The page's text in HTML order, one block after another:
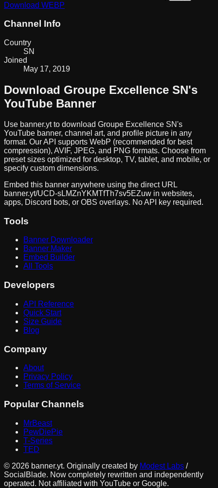
Download WEBP
Channel Info
Country
SN
Joined
May 17, 2019
Download Groupe Excellence SN's
YouTube Banner
Use banner.yt to download Groupe Excellence SN's
YouTube banner, channel art, and profile picture in any
format. Our API supports WebP (recommended for best
compression), AVIF, JPEG, and PNG formats. Choose from
preset sizes optimized for desktop, TV, tablet, and mobile, or
specify custom dimensions.
Embed this banner anywhere using the direct URL
banner.yt/UCD-sLMZnYKMTfTh7sv5EZuw in websites,
apps, Discord bots, or OBS overlays. No API key required.
Tools
Banner Downloader
Banner Maker
Embed Builder
All Tools
Developers
API Reference
Quick Start
Size Guide
Blog
Company
About
Privacy Policy
Terms of Service
Popular Channels
MrBeast
PewDiePie
T-Series
TED
© 2026 banner.yt. Originally created by Modest Labs /
SocialBlade. Now completely rewritten and independently
operated. Not affiliated with YouTube or Google.